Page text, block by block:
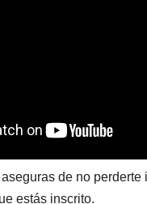
de no
estás inscrito.